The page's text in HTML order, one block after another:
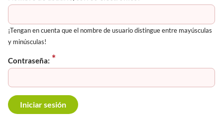
¡Tengan en cuenta que el nombre de usuario distingue entre mayúsculas
y minúsculas!
Contraseña: